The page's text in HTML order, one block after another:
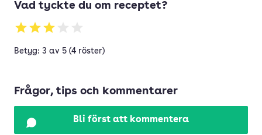
Vad tyckte du om receptet?
Betyg: 3 av 5 (4 röster)
Frågor, tips och kommentarer
Bli först att kommentera